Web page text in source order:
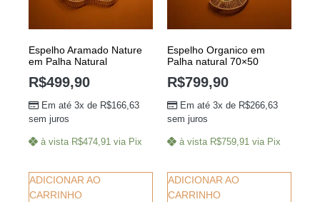
Espelho Aramado Nature
em Palha Natural
R$499,90
Em até 3x de R$166,63
sem juros
à vista R$474,91 via Pix
ADICIONAR AO
CARRINHO
Espelho Organico em
Palha natural 70×50
R$799,90
Em até 3x de R$266,63
sem juros
à vista R$759,91 via Pix
ADICIONAR AO
CARRINHO